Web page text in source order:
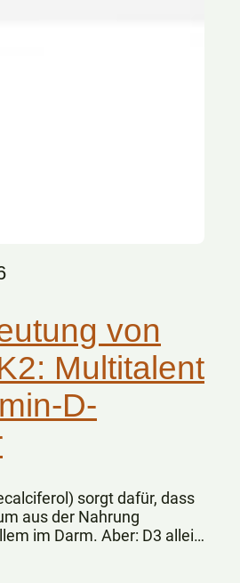
von
Multitalent
D-
sorgt dafür, dass
aus der Nahrung
im Darm. Aber: D3 allein
das Kalzium im Körper